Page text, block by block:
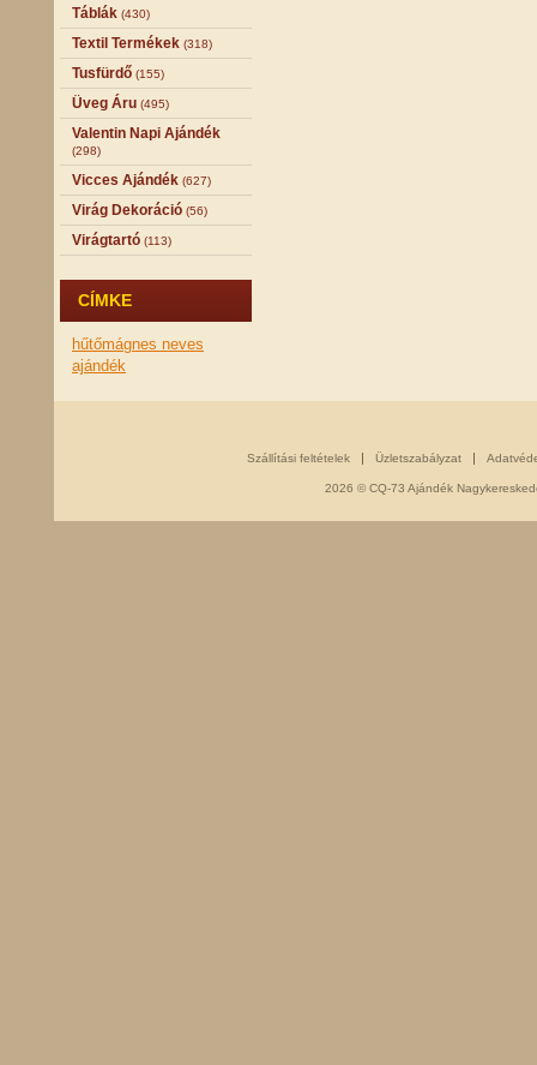
Táblák (430)
Textil Termékek (318)
Tusfürdő (155)
Üveg Áru (495)
Valentin Napi Ajándék
(298)
Vicces Ajándék (627)
Virág Dekoráció (56)
Virágtartó (113)
CÍMKE
hűtőmágnes neves
ajándék
Szállítási feltételek Üzletszabályzat
2026 © CQ-73 Ajándék